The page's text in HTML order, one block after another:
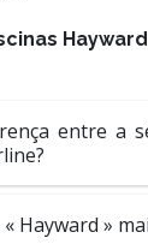
entre a
Hayward »